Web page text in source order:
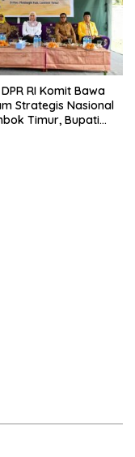
RI Komit Bawa
Strategis Nasional
Timur, Bupati